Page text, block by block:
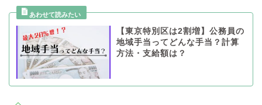
【東京特別区は2割増】公務員の
地域手当ってどんな手当？計算
方法・支給額は？